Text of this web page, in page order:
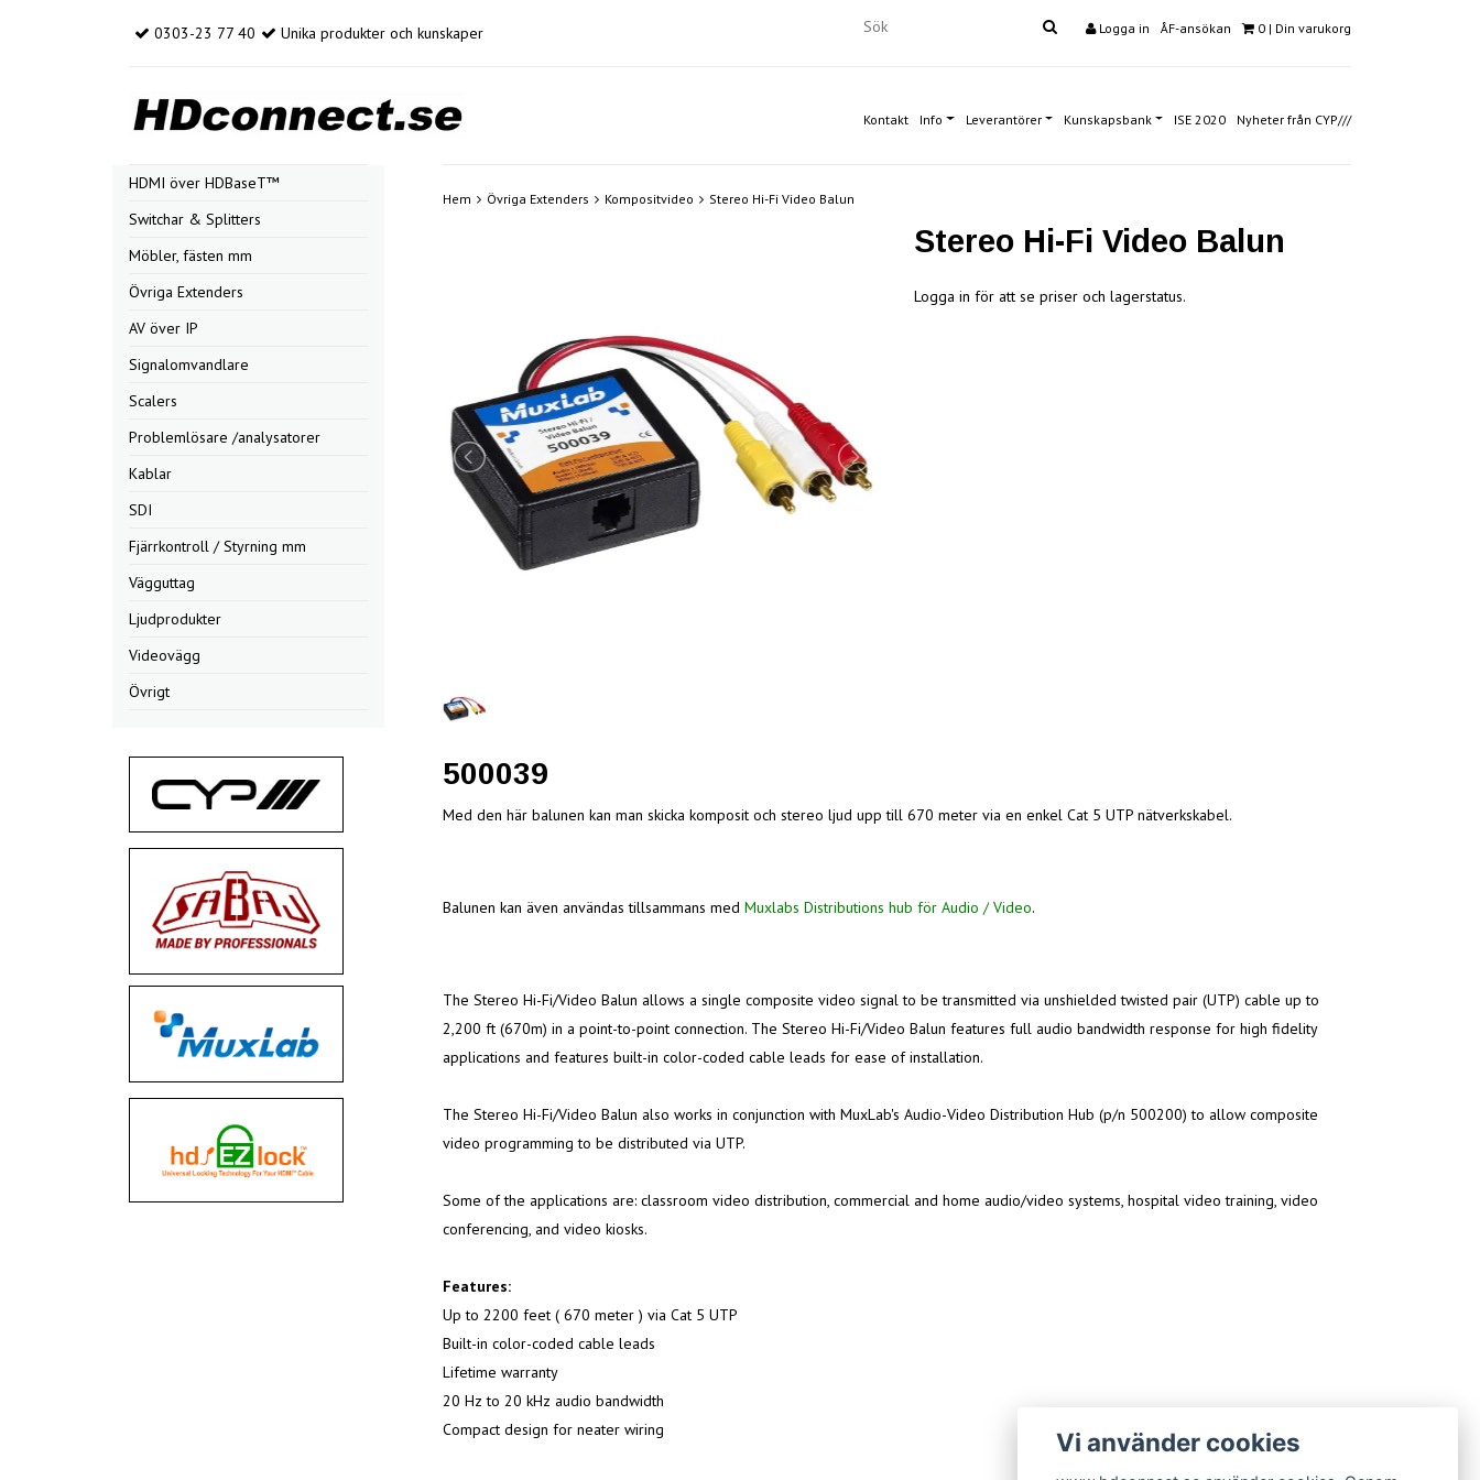
0303-23 77 40 Unika produkter och kunskaper Logga in ÅF-ansökan 0 | Din varukorg
Kontakt Info Leverantörer Kunskapsbank ISE 2020 Nyheter från CYP///
HDMI över HDBaseT™
Switchar & Splitters
Möbler, fästen mm
Övriga Extenders
AV över IP
Signalomvandlare
Scalers
Problemlösare /analysatorer
Kablar
SDI
Fjärrkontroll / Styrning mm
Vägguttag
Ljudprodukter
Videovägg
Övrigt
Hem Övriga Extenders Kompositvideo Stereo Hi-Fi Video Balun
Stereo Hi-Fi Video Balun
Logga in för att se priser och lagerstatus.
500039
Med den här balunen kan man skicka komposit och stereo ljud upp till 670 meter via en enkel Cat 5 UTP nätverkskabel.
Balunen kan även användas tillsammans med Muxlabs Distributions hub för Audio / Video.
The Stereo Hi-Fi/Video Balun allows a single composite video signal to be transmitted via unshielded twisted pair (UTP) cable up to
2,200 ft (670m) in a point-to-point connection. The Stereo Hi-Fi/Video Balun features full audio bandwidth response for high fidelity
applications and features built-in color-coded cable leads for ease of installation.
The Stereo Hi-Fi/Video Balun also works in conjunction with MuxLab's Audio-Video Distribution Hub (p/n 500200) to allow composite
video programming to be distributed via UTP.
Some of the applications are: classroom video distribution, commercial and home audio/video systems, hospital video training, video
conferencing, and video kiosks.
Features:
Up to 2200 feet ( 670 meter ) via Cat 5 UTP
Built-in color-coded cable leads
Lifetime warranty
20 Hz to 20 kHz audio bandwidth
Compact design for neater wiring
Vi använder cookies